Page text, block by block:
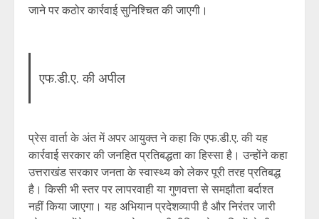
जाने पर कठोर कार्रवाई सुनिश्चित की जाएगी।
एफ.डी.ए. की अपील
प्रेस वार्ता के अंत में अपर आयुक्त ने कहा कि एफ.डी.ए. की यह
कार्रवाई सरकार की जनहित प्रतिबद्धता का हिस्सा है। उन्होंने कहा
उत्तराखंड सरकार जनता के स्वास्थ्य को लेकर पूरी तरह प्रतिबद्ध
है। किसी भी स्तर पर लापरवाही या गुणवत्ता से समझौता बर्दाश्त
नहीं किया जाएगा। यह अभियान प्रदेशव्यापी है और निरंतर जारी